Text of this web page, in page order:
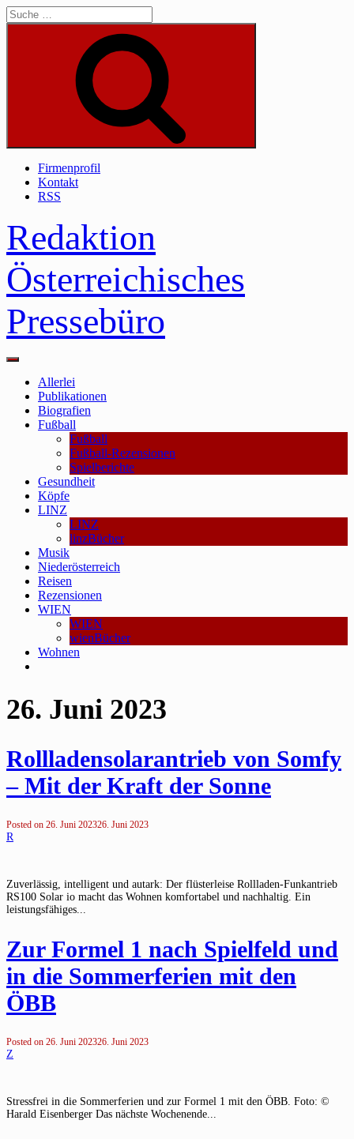
Skip
to
Suche
Firmenprofil
Kontakt
RSS
Redaktion
Österreichisches
Pressebüro
Main
Allerlei
Publikationen
Biografien
Fußball
Fußball
Fußball-Rezensionen
Spielberichte
Gesundheit
Köpfe
LINZ
LINZ
linzBücher
Musik
Niederösterreich
Reisen
Rezensionen
WIEN
WIEN
wienBücher
Wohnen
26. Juni 2023
Rollladensolarantrieb von Somfy
– Mit der Kraft der Sonne
Posted on 26. Juni 202326. Juni 2023
R
Zuverlässig, intelligent und autark: Der flüsterleise Rollladen-Funkantrieb
RS100 Solar io macht das Wohnen komfortabel und nachhaltig. Ein
leistungsfähiges...
Zur Formel 1 nach Spielfeld und
in die Sommerferien mit den
ÖBB
Posted on 26. Juni 202326. Juni 2023
Z
Stressfrei in die Sommerferien und zur Formel 1 mit den ÖBB. Foto: ©
Harald Eisenberger Das nächste Wochenende...